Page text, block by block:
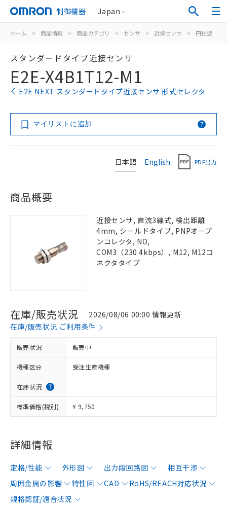
制御機器 Japan
ホーム > 商品情報 > 商品カテゴリ > センサ > 近接センサ > 円柱型
スタンダードタイプ近接センサ
E2E-X4B1T12-M1
E2E NEXT スタンダードタイプ近接センサ 形式セレクタ
マイリストに追加
日本語 English PDF出力
商品概要
近接センサ, 直流3線式, 検出距離
4mm, シールドタイプ, PNPオープ
ンコレクタ, NO,
COM3（230.4kbps）, M12, M12コ
ネクタタイプ
在庫/販売状況
2026/08/06 00:00 情報更新
在庫/販売状況 ご利用条件
販売状況 販売中
機種区分 受注生産機種
在庫状況
標準価格(税別) ¥ 9,750
詳細情報
定格/性能 外形図 出力段回路図
相互干渉
周囲金属の影響
特性図 CAD
RoHS/REACH対応状況
規格認証/適合状況